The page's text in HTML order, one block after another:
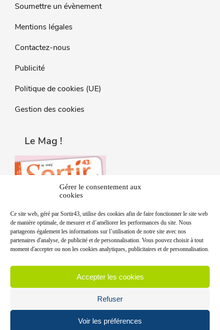
Gérer le consentement aux
cookies
Ce site web, géré par Sortir43, utilise des cookies afin de faire fonctionner le site web
de manière optimale, de mesurer et d’améliorer les performances du site. Nous
partageons également les informations sur l’utilisation de notre site avec nos
partenaires d'analyse, de publicité et de personnalisation. Vous pouvez choisir à tout
moment d'accepter ou non les cookies analytiques, publicitaires et de personnalisation.
Accepter les cookies
Refuser
Voir les préférences
Soumettre un évènement
Mentions légales
Contactez-nous
Publicité
Politique de cookies (UE)
Gestion des cookies
Le Mag !